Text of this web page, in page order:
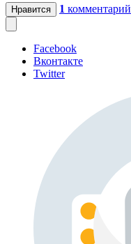
Нравится 1 комментарий
Facebook
Вконтакте
Twitter